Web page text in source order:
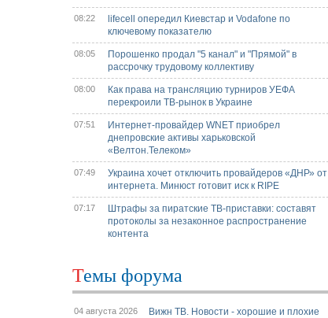
08:22
lifecell опередил Киевстар и Vodafone по
ключевому показателю
08:05
Порошенко продал "5 канал" и "Прямой" в
рассрочку трудовому коллективу
08:00
Как права на трансляцию турниров УЕФА
перекроили ТВ-рынок в Украине
07:51
Интернет-провайдер WNET приобрел
днепровские активы харьковской
«Велтон.Телеком»
07:49
Украина хочет отключить провайдеров «ДНР» от
интернета. Минюст готовит иск к RIPE
07:17
Штрафы за пиратские ТВ-приставки: составят
протоколы за незаконное распространение
контента
Темы форума
04 августа 2026 Вижн ТВ. Новости - хорошие и плохие